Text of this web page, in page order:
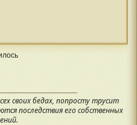
своих бедах, попросту трусит
последствия его собственных